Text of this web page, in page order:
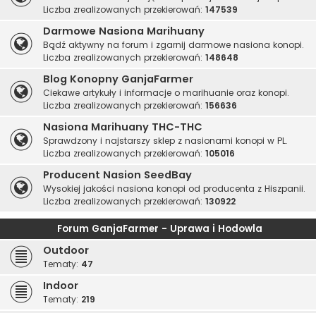
Liczba zrealizowanych przekierowań: 147539
Darmowe Nasiona Marihuany
Bądź aktywny na forum i zgarnij darmowe nasiona konopi.
Liczba zrealizowanych przekierowań: 148648
Blog Konopny GanjaFarmer
Ciekawe artykuły i informacje o marihuanie oraz konopi.
Liczba zrealizowanych przekierowań: 156636
Nasiona Marihuany THC-THC
Sprawdzony i najstarszy sklep z nasionami konopi w PL.
Liczba zrealizowanych przekierowań: 105016
Producent Nasion SeedBay
Wysokiej jakości nasiona konopi od producenta z Hiszpanii.
Liczba zrealizowanych przekierowań: 130922
Forum GanjaFarmer - Uprawa i Hodowla
Outdoor
Tematy: 47
Indoor
Tematy: 219